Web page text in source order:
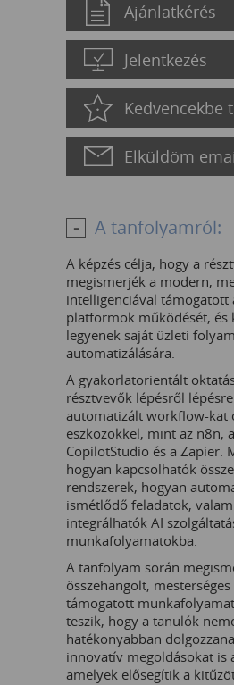
Ajánlatkérés
Jelentkezés
Kedvencekbe
Elküldöm
A tanfolyamról:
A képzés célja, hogy a
megismerjék a modern,
intelligenciával támogatott
platformok működését, és
legyenek saját üzleti
automatizálására.
A gyakorlatorientált
résztvevők lépésről
automatizált workflow-kat
eszközökkel, mint az n8n,
CopilotStudio és a Zapier.
hogyan kapcsolhatók
rendszerek, hogyan
ismétlődő feladatok,
integrálhatók AI
munkafolyamatokba.
A tanfolyam során
összehangolt,
támogatott
teszik, hogy a tanulók
hatékonyabban
innovatív megoldásokat is
amelyek elősegítik a